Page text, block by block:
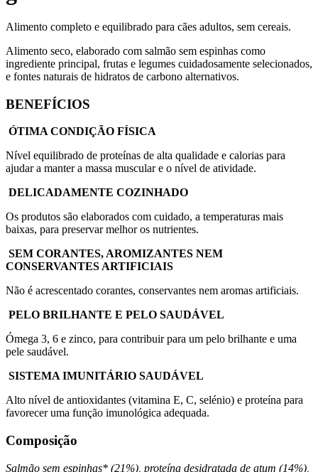
Alimento completo e equilibrado para cães adultos, sem cereais.
Alimento seco, elaborado com salmão sem espinhas como
ingrediente principal, frutas e legumes cuidadosamente selecionados,
e fontes naturais de hidratos de carbono alternativos.
BENEFÍCIOS
ÓTIMA CONDIÇÃO FÍSICA
Nível equilibrado de proteínas de alta qualidade e calorias para
ajudar a manter a massa muscular e o nível de atividade.
DELICADAMENTE COZINHADO
Os produtos são elaborados com cuidado, a temperaturas mais
baixas, para preservar melhor os nutrientes.
SEM CORANTES, AROMIZANTES NEM
CONSERVANTES ARTIFICIAIS
Não é acrescentado corantes, conservantes nem aromas artificiais.
PELO BRILHANTE E PELO SAUDÁVEL
Ómega 3, 6 e zinco, para contribuir para um pelo brilhante e uma
pele saudável.
SISTEMA IMUNITÁRIO SAUDÁVEL
Alto nível de antioxidantes (vitamina E, C, selénio) e proteína para
favorecer uma função imunológica adequada.
Composição
Salmão sem espinhas* (21%), proteína desidratada de atum (14%),